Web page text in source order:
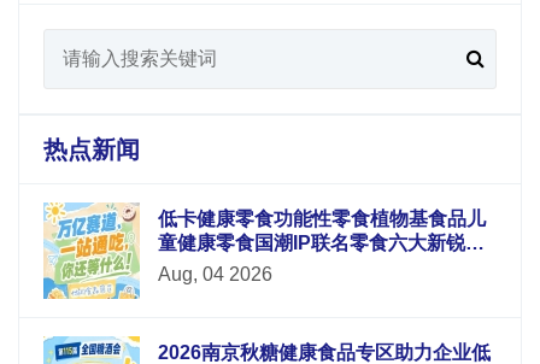
热点新闻
低卡健康零食功能性零食植物基食品儿
童健康零食国潮IP联名零食六大新锐板
块重磅升级
Aug, 04 2026
2026南京秋糖健康食品专区助力企业低